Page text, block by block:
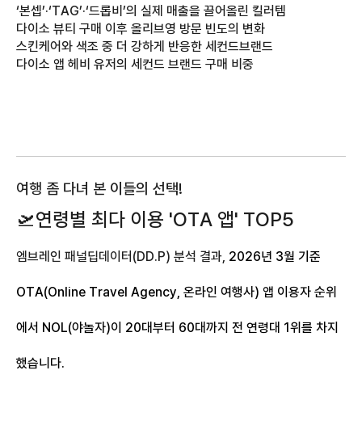
‘본셉’·‘TAG’·‘드롭비’의 실제 매출을 끌어올린 킬러템
다이소 뷰티 구매 이후 올리브영 방문 빈도의 변화
스킨케어와 색조 중 더 강하게 반응한 세컨드브랜드
다이소 앱 헤비 유저의 세컨드 브랜드 구매 비중
여행 좀 다녀 본 이들의 선택!
🛫연령별 최다 이용 'OTA 앱' TOP5
엠브레인 패널딥데이터(DD.P) 분석 결과, 2026년 3월 기준
OTA(Online Travel Agency, 온라인 여행사) 앱 이용자 순위
에서 NOL(야놀자)이 20대부터 60대까지 전 연령대 1위를 차지
했습니다.